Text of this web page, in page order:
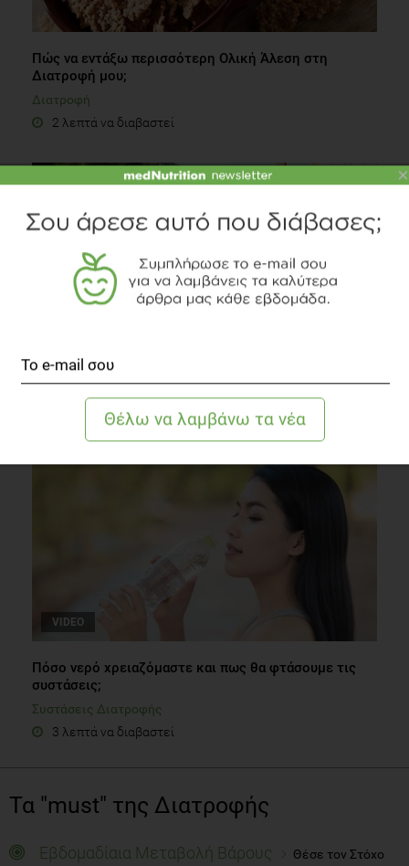
Πώς να εντάξω περισσότερη Ολική Άλεση στη
Διατροφή μου;
Διατροφή
2 λεπτά να διαβαστεί
Ενδυνάμωση του οργανισμού πριν από τις διακοπές
Συστάσεις Διατροφής
2 λεπτά να διαβαστεί
VIDEO
Πόσο νερό χρειαζόμαστε και πως θα φτάσουμε τις
συστάσεις;
Συστάσεις Διατροφής
3 λεπτά να διαβαστεί
Τα "must" της Διατροφής
Εβδομαδίαια Μεταβολή Βάρους
Θέσε τον Στόχο
×